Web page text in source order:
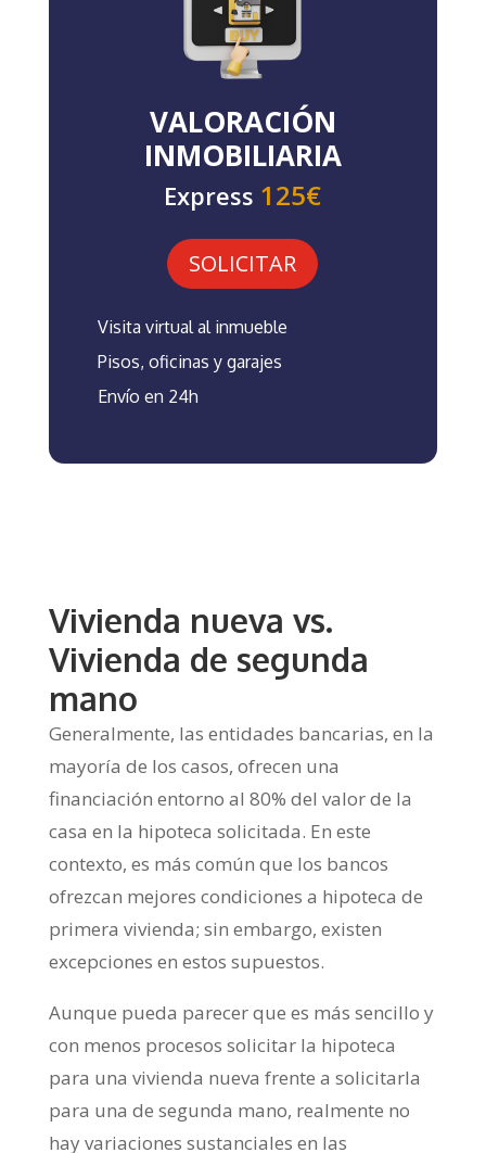
VALORACIÓN
INMOBILIARIA
Express 125€
SOLICITAR
Visita virtual al inmueble
Pisos, oficinas y garajes
Envío en 24h
Vivienda nueva vs.
Vivienda de segunda
mano
Generalmente, las entidades bancarias, en la
mayoría de los casos, ofrecen una
financiación entorno al 80% del valor de la
casa en la hipoteca solicitada. En este
contexto, es más común que los bancos
ofrezcan mejores condiciones a hipoteca de
primera vivienda; sin embargo, existen
excepciones en estos supuestos.
Aunque pueda parecer que es más sencillo y
con menos procesos solicitar la hipoteca
para una vivienda nueva frente a solicitarla
para una de segunda mano, realmente no
hay variaciones sustanciales en las